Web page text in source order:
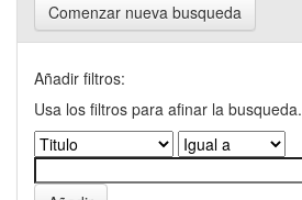
Comenzar nueva busqueda
Añadir filtros:
Usa los filtros para afinar la busqueda.